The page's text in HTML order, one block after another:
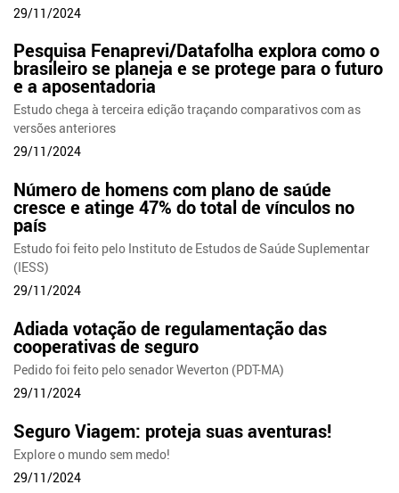
29/11/2024
Pesquisa Fenaprevi/Datafolha explora como o
brasileiro se planeja e se protege para o futuro
e a aposentadoria
Estudo chega à terceira edição traçando comparativos com as
versões anteriores
29/11/2024
Número de homens com plano de saúde
cresce e atinge 47% do total de vínculos no
país
Estudo foi feito pelo Instituto de Estudos de Saúde Suplementar
(IESS)
29/11/2024
Adiada votação de regulamentação das
cooperativas de seguro
Pedido foi feito pelo senador Weverton (PDT-MA)
29/11/2024
Seguro Viagem: proteja suas aventuras!
Explore o mundo sem medo!
29/11/2024